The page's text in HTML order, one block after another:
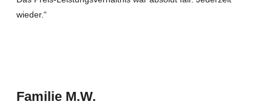
wieder.“
Familie M.W.